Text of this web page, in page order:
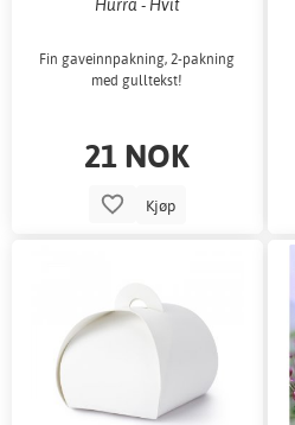
Hurra - Hvit
Fin gaveinnpakning, 2-pakning
med gulltekst!
21 NOK
Kjøp